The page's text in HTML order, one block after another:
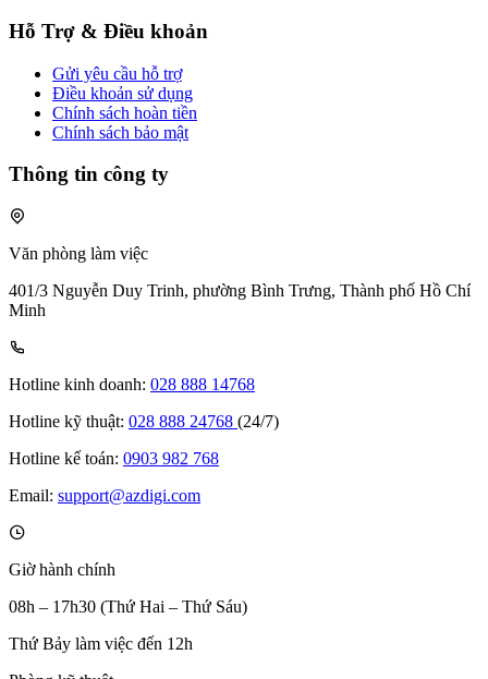
Hỗ Trợ & Điều khoản
Gửi yêu cầu hỗ trợ
Điều khoản sử dụng
Chính sách hoàn tiền
Chính sách bảo mật
Thông tin công ty
Văn phòng làm việc
401/3 Nguyễn Duy Trinh, phường Bình Trưng, Thành phố Hồ Chí
Minh
Hotline kinh doanh: 028 888 14768
Hotline kỹ thuật: 028 888 24768 (24/7)
Hotline kế toán: 0903 982 768
Email: support@azdigi.com
Giờ hành chính
08h – 17h30 (Thứ Hai – Thứ Sáu)
Thứ Bảy làm việc đến 12h